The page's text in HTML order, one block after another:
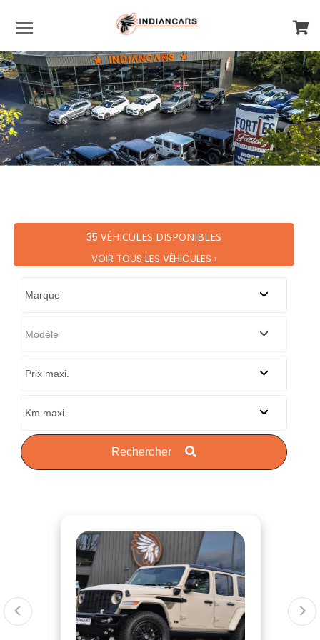
35 VÉHICULES DISPONIBLES
VOIR TOUS LES VÉHICULES ›
Rechercher
< >